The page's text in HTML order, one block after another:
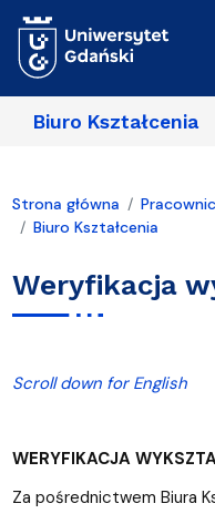
Biuro Kształcenia
Strona główna
Biuro Kształcenia
Weryfikacja
Scroll down for English
WERYFIKACJA
Za pośrednictwem Biura